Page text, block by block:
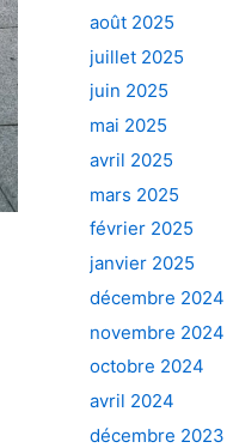
août 2025
juillet 2025
juin 2025
mai 2025
avril 2025
mars 2025
février 2025
janvier 2025
décembre 2024
novembre 2024
octobre 2024
avril 2024
décembre 2023